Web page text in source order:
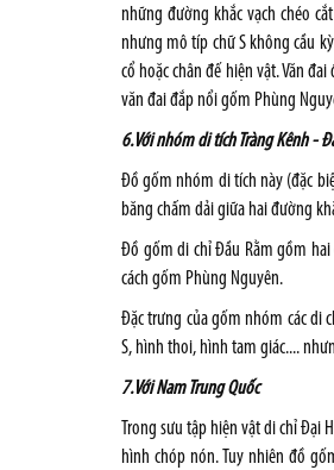
những đường khắc vạch chéo
nhưng mô típ chữ S không cầu
cổ hoặc chân đế hiện vật. Văn
văn đai đắp nổi gốm Phùng
6.Với nhóm di tích Tràng Kênh -
Đồ gốm nhóm di tích này (đặc
băng chấm dải giữa hai đường
Đồ gốm di chỉ Đầu Rằm gồm
cách gốm Phùng Nguyên.
Đặc trưng của gốm nhóm các di
S, hình thoi, hình tam giác....
7.Với Nam Trung Quốc
Trong sưu tập hiện vật di chỉ Đại
hình chóp nón. Tuy nhiên đồ